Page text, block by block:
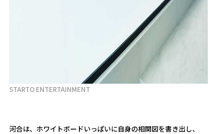
STARTO ENTERTAINMENT
河合は、ホワイトボードいっぱいに自身の相関図を書き出し、